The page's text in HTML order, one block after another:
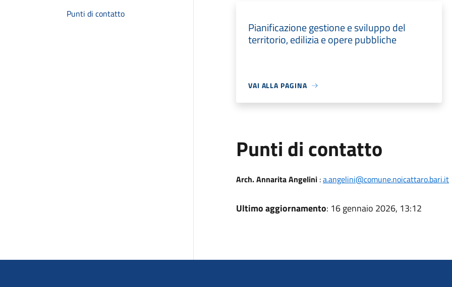
Punti di contatto
Pianificazione gestione e sviluppo del
territorio, edilizia e opere pubbliche
VAI ALLA PAGINA
Punti di contatto
Arch. Annarita Angelini:a.angelini@comune.noicattaro.bari.it
Ultimo aggiornamento: 16 gennaio 2026, 13:12